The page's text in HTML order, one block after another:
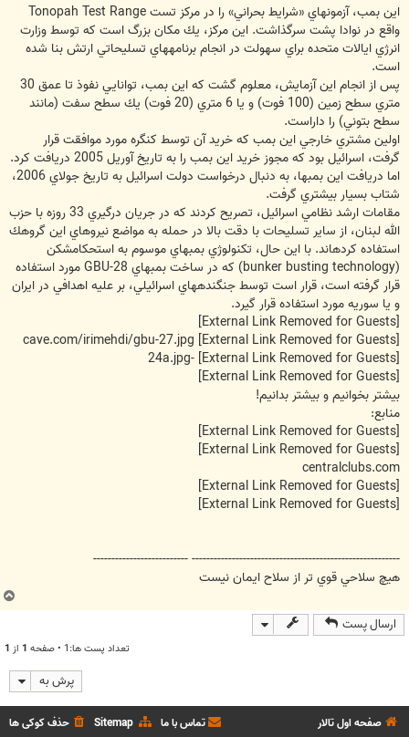
اين بمب، آزمونهاي «شرايط بحراني» را در مركز تست Tonopah Test Range
واقع در نوادا پشت سرگذاشت. اين مركز، يك مكان بزرگ است كه توسط وزارت
انرژي ايالات متحده براي سهولت در انجام برنامه‏هاي تسليحاتي ارتش بنا شده
است.
پس از انجام اين آزمايش، معلوم گشت كه اين بمب، توانايي نفوذ تا عمق 30
متري سطح زمين (100 فوت) و يا 6 متري (20 فوت) يك سطح سفت (مانند
سطح بتوني) را داراست.
اولين مشتري خارجي اين بمب كه خريد آن توسط كنگره مورد موافقت قرار
گرفت، اسرائيل بود كه مجوز خريد اين بمب را به تاريخ آوريل 2005 دريافت كرد.
اما دريافت اين بمب‏ها، به دنبال درخواست دولت اسرائيل به تاريخ جولاي 2006،
شتاب بسيار بيشتري گرفت.
مقامات ارشد نظامي اسرائيل، تصريح كردند كه در جريان درگيري 33 روزه با حزب
الله لبنان، از ساير تسليحات با دقت بالا در حمله به مواضع نيروهاي اين گروهك
استفاده كرده‏اند. با اين حال، تكنولوژي بمب‏هاي موسوم به استحكام‏شكن
(bunker busting technology) كه در ساخت بمب‏هاي GBU-28 مورد استفاده
قرار گرفته است، قرار است توسط جنگنده‏هاي اسرائيلي، بر عليه اهدافي در ايران
و يا سوريه مورد استفاده قرار گيرد.
[External Link Removed for Guests]
[External Link Removed for Guests]
[External Link Removed for Guests]
-24a.jpg
[External Link Removed for Guests]
بیشتر بخوانیم و بیشتر بدانیم!
منابع:
[External Link Removed for Guests]
[External Link Removed for Guests]
centralclubs.com
[External Link Removed for Guests]
[External Link Removed for Guests]
--------------------------------------------------------- --------------------------
هيچ سلاحي قوي تر از سلاح ايمان نيست
ارسال پست
تعداد پست ها:1 • صفحه 1 از 1
پرش به
صفحه اول تالار حذف کوکی ها Sitemap تماس با ما